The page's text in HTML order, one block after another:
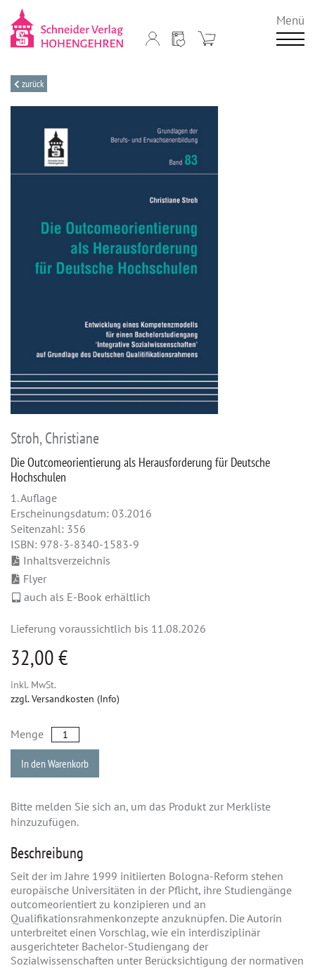
Menü
zurück
Stroh, Christiane
Die Outcomeorientierung als Herausforderung für Deutsche
Hochschulen
1. Auflage
Erscheinungsdatum: 03.2016
Seitenzahl: 356
ISBN: 978-3-8340-1583-9
Inhaltsverzeichnis
Flyer
auch als E-Book erhältlich
Lieferung voraussichtlich bis 11.08.2026
32,00 €
inkl. MwSt.
zzgl. Versandkosten (Info)
Menge
In den Warenkorb
Bitte melden Sie sich an, um das Produkt zur Merkliste
hinzuzufügen.
Beschreibung
Seit der im Jahre 1999 initiierten Bologna-Reform stehen
europäische Universitäten in der Pflicht, ihre Studiengänge
outcomeorientiert zu konzipieren und an
Qualifikationsrahmenkonzepte anzuknüpfen. Die Autorin
unterbreitet einen Vorschlag, wie ein interdisziplinär
ausgerichteter Bachelor-Studiengang der
Sozialwissenschaften unter Berücksichtigung der normativen